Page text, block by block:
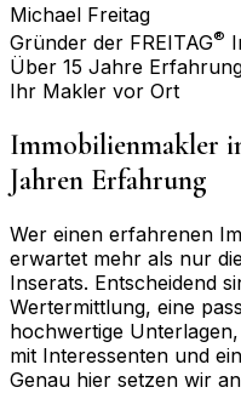
Michael Freitag
Gründer der FREITAG®
Über 15 Jahre
Ihr Makler vor Ort
Immobilienmakler
Jahren Erfahrung
Wer einen erfahrenen
erwartet mehr als nur
Inserats. Entscheidend
Wertermittlung, eine
hochwertige
mit Interessenten und
Genau hier setzen wir